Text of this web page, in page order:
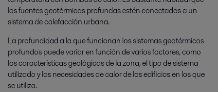
las fuentes geotérmicas profundas estén conectadas a un
sistema de calefacción urbana.
La profundidad a la que funcionan los sistemas geotérmicos
profundos puede variar en función de varios factores, como
las características geológicas de la zona, el tipo de sistema
utilizado y las necesidades de calor de los edificios en los que
se utiliza.